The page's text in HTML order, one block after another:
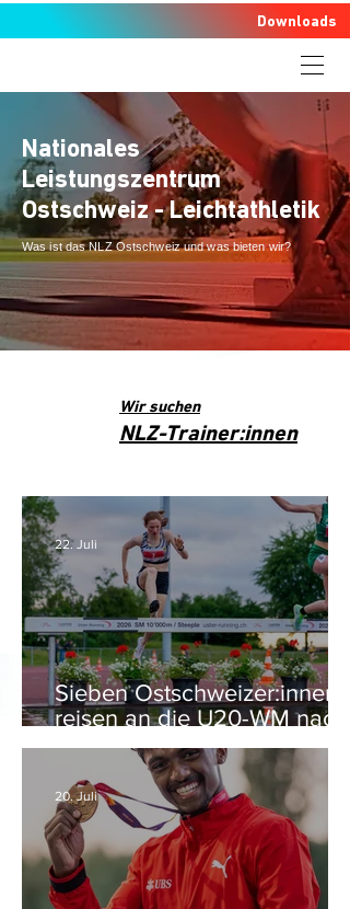
Downloads
Nationales
Leistungszentrum
Ostschweiz - Leichtathletik
Was ist das NLZ Ostschweiz und was bieten wir?
Wir suchen
NLZ-Trainer:innen
Sieben Ostschweizer:innen
reisen an die U20-WM nach
Eugene (USA)
22. Juli
20. Juli